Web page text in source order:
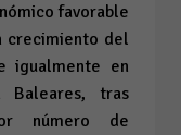
favorable
crecimiento del
igualmente en
Baleares, tras
número de